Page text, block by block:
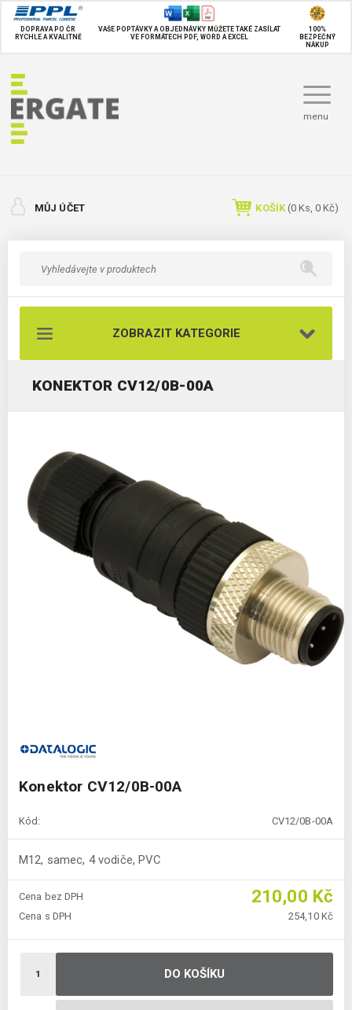
DOPRAVA PO ČR
RYCHLE A KVALITNĚ
VAŠE POPTÁVKY A OBJEDNÁVKY MŮŽETE TAKÉ ZASÍLAT
VE FORMÁTECH PDF, WORD A EXCEL
100%
BEZPEČNÝ
NÁKUP
menu
MŮJ ÚČET KOŠÍK (0 Ks, 0 Kč)
ZOBRAZIT KATEGORIE
KONEKTOR CV12/0B-00A
Konektor CV12/0B-00A
Kód: CV12/0B-00A
M12, samec, 4 vodiče, PVC
Cena bez DPH 210,00 Kč
Cena s DPH 254,10 Kč
DO KOŠÍKU